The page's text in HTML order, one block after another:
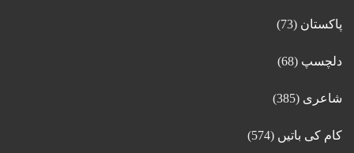
پاکستان (73)
دلچسپ (68)
شاعری (385)
کام کی باتیں (574)